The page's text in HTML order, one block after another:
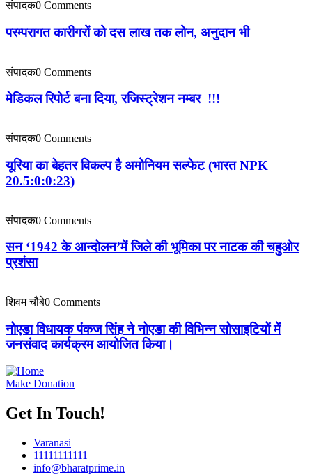
संपादक0 Comments
परम्परागत कारीगरों को दस लाख तक लोन, अनुदान भी
संपादक0 Comments
मेडिकल रिपोर्ट बना दिया, रजिस्ट्रेशन नम्बर !!!
संपादक0 Comments
यूरिया का बेहतर विकल्प है अमोनियम सल्फेट (भारत NPK
20.5:0:0:23)
संपादक0 Comments
सन ‘1942 के आन्दोलन’में जिले की भूमिका पर नाटक की चहुओर
प्रशंसा
शिवम चौबे0 Comments
नोएडा विधायक पंकज सिंह ने नोएडा की विभिन्न सोसाइटियों में
जनसंवाद कार्यक्रम आयोजित किया।
Make Donation
Get In Touch!
Varanasi
11111111111
info@bharatprime.in